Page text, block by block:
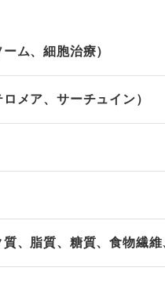
ム、細胞治療）
メア、サーチュイン）
、脂質、糖質、食物繊維